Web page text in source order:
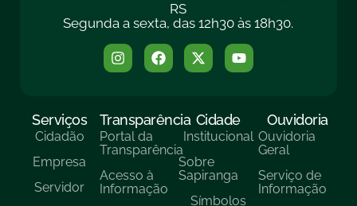
RS
Segunda a sexta, das 12h30 às 18h30.
Serviços
Cidadão
Empresa
Servidor
Transparência
Portal da
Transparência
Acesso à
Informação
Cidade
Institucional
Sobre
Sapiranga
Símbolos
Ouvidoria
Ouvidoria
Geral
Serviço de
Informação